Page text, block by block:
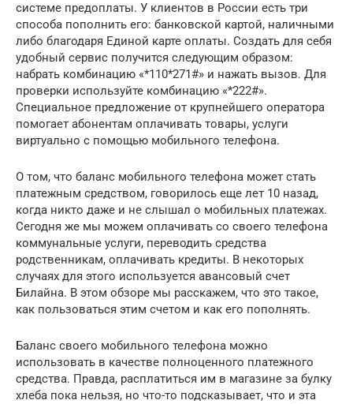
системе предоплаты. У клиентов в России есть три
способа пополнить его: банковской картой, наличными
либо благодаря Единой карте оплаты. Создать для себя
удобный сервис получится следующим образом:
набрать комбинацию «*110*271#» и нажать вызов. Для
проверки используйте комбинацию «*222#».
Специальное предложение от крупнейшего оператора
помогает абонентам оплачивать товары, услуги
виртуально с помощью мобильного телефона.
О том, что баланс мобильного телефона может стать
платежным средством, говорилось еще лет 10 назад,
когда никто даже и не слышал о мобильных платежах.
Сегодня же мы можем оплачивать со своего телефона
коммунальные услуги, переводить средства
родственникам, оплачивать кредиты. В некоторых
случаях для этого используется авансовый счет
Билайна. В этом обзоре мы расскажем, что это такое,
как пользоваться этим счетом и как его пополнять.
Баланс своего мобильного телефона можно
использовать в качестве полноценного платежного
средства. Правда, расплатиться им в магазине за булку
хлеба пока нельзя, но что-то подсказывает, что и эта